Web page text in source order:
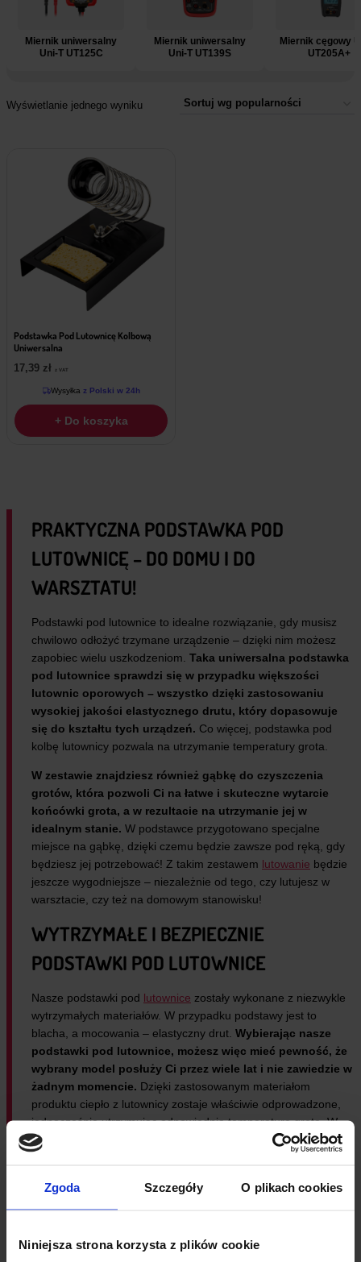
Zgoda Szczegóły O plikach cookies
Niniejsza strona korzysta z plików cookie
Miernik uniwersalny
Uni-T UT125C
Miernik uniwersalny
Uni-T UT139S
Miernik cęgowy
UT205A+
Wyświetlanie jednego wyniku
Podstawka Pod Lutownicę Kolbową
Uniwersalna
17,39 zł z VAT
Wysyłka z Polski w 24h
+ Do koszyka
PRAKTYCZNA PODSTAWKA POD
LUTOWNICĘ – DO DOMU I DO
WARSZTATU!
Podstawki pod lutownice to idealne rozwiązanie, gdy musisz
chwilowo odłożyć trzymane urządzenie – dzięki nim możesz
zapobiec wielu uszkodzeniom. Taka uniwersalna podstawka
pod lutownice sprawdzi się w przypadku większości
lutownic oporowych – wszystko dzięki zastosowaniu
wysokiej jakości elastycznego drutu, który dopasowuje
się do kształtu tych urządzeń. Co więcej, podstawka pod
kolbę lutownicy pozwala na utrzymanie temperatury grota.
W zestawie znajdziesz również gąbkę do czyszczenia
grotów, która pozwoli Ci na łatwe i skuteczne wytarcie
końcówki grota, a w rezultacie na utrzymanie jej w
idealnym stanie. W podstawce przygotowano specjalne
miejsce na gąbkę, dzięki czemu będzie zawsze pod ręką, gdy
będziesz jej potrzebować! Z takim zestawem lutowanie będzie
jeszcze wygodniejsze – niezależnie od tego, czy lutujesz w
warsztacie, czy też na domowym stanowisku!
WYTRZYMAŁE I BEZPIECZNIE
PODSTAWKI POD LUTOWNICE
Nasze podstawki pod lutownice zostały wykonane z niezwykle
wytrzymałych materiałów. W przypadku podstawy jest to
blacha, a mocowania – elastyczny drut. Wybierając nasze
podstawki pod lutownice, możesz więc mieć pewność, że
wybrany model posłuży Ci przez wiele lat i nie zawiedzie w
żadnym momencie. Dzięki zastosowanym materiałom
produktu ciepło z lutownicy zostaje właściwie odprowadzone,
jednocześnie utrzymując odpowiednią temperaturę grota. W
ten sposób zyskujesz przyrząd zapewniający nie tylko